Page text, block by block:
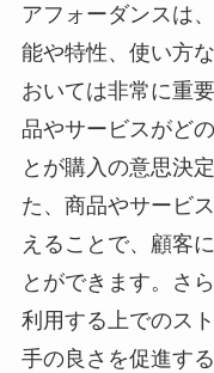
アフォーダンスは
能や特性、使い方
おいては非常に重
品やサービスがど
とが購入の意思決
た、商品やサービ
えることで、顧客
とができます。さ
利用する上でのス
手の良さを促進す